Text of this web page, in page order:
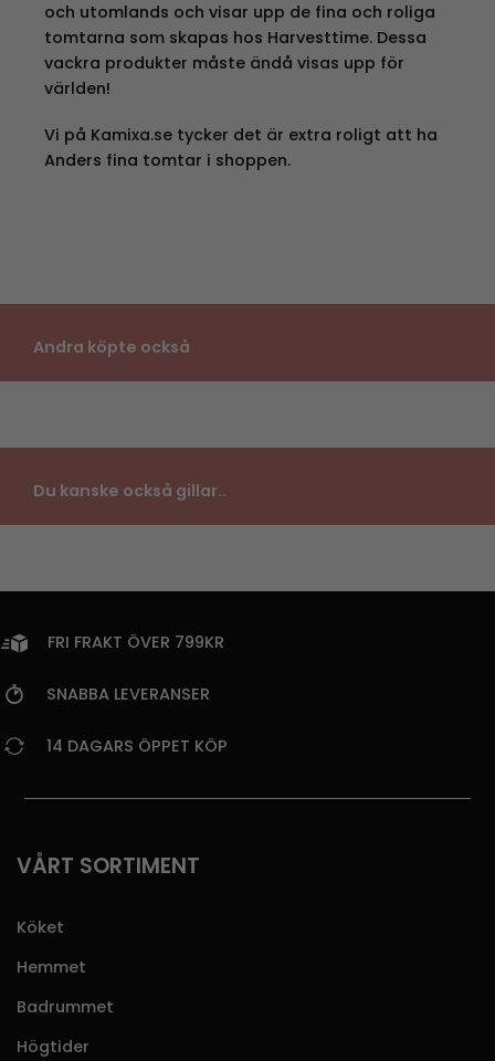
och utomlands och visar upp de fina och roliga
tomtarna som skapas hos Harvesttime. Dessa
vackra produkter måste ändå visas upp för
världen!
Vi på Kamixa.se tycker det är extra roligt att ha
Anders fina tomtar i shoppen.
Andra köpte också
Du kanske också gillar..
FRI FRAKT ÖVER 799KR
SNABBA LEVERANSER
14 DAGARS ÖPPET KÖP
VÅRT SORTIMENT
Köket
Hemmet
Badrummet
Högtider